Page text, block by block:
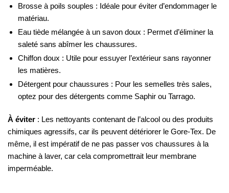
Brosse à poils souples : Idéale pour éviter d’endommager le
matériau.
Eau tiède mélangée à un savon doux : Permet d’éliminer la
saleté sans abîmer les chaussures.
Chiffon doux : Utile pour essuyer l’extérieur sans rayonner
les matières.
Détergent pour chaussures : Pour les semelles très sales,
optez pour des détergents comme Saphir ou Tarrago.
À éviter : Les nettoyants contenant de l’alcool ou des produits
chimiques agressifs, car ils peuvent détériorer le Gore-Tex. De
même, il est impératif de ne pas passer vos chaussures à la
machine à laver, car cela compromettrait leur membrane
imperméable.